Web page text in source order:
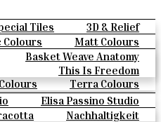
Tiles
3D & Relief
Parquet Bisque
Studio
Elisa Passino
Paulo Vale
Colours
Matt Colours
Special Firing
Gold & Platinum
Blends
Terra Colours
Basket Weave Anatomy
This Is Freedom
Elisa Passino Studio
Paulo Vale
Nachhaltigkeit